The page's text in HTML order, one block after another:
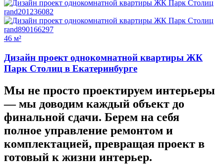
46 м²
Дизайн проект однокомнатной квартиры ЖК
Парк Столиц в Екатеринбурге
Мы не просто проектируем интерьеры
—мы доводим каждый объект до
финальной сдачи. Берем на себя
полное управление ремонтом и
комплектацией, превращая проект в
готовый к жизни интерьер.